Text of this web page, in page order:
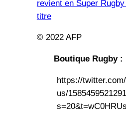
revient en Super
titre
© 2022 AFP
Boutique Rugby :
https://
us/